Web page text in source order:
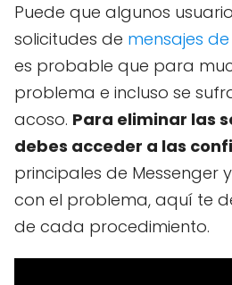
Puede que algunos
solicitudes de mensajes
es probable que para
problema e incluso se
acoso. Para eliminar las
debes acceder a las
principales de
con el problema, aquí te
de cada procedimiento.